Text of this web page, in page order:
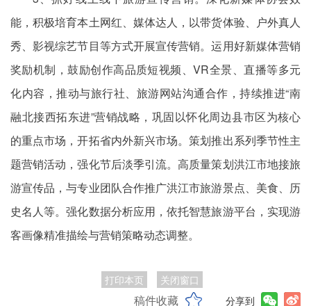
能，积极培育本土网红、媒体达人，以带货体验、户外真人
秀、影视综艺节目等方式开展宣传营销。运用好新媒体营销
奖励机制，鼓励创作高品质短视频、VR全景、直播等多元
化内容，推动与旅行社、旅游网站沟通合作，持续推进“南
融北接西拓东进”营销战略，巩固以怀化周边县市区为核心
的重点市场，开拓省内外新兴市场。策划推出系列季节性主
题营销活动，强化节后淡季引流。高质量策划洪江市地接旅
游宣传品，与专业团队合作推广洪江市旅游景点、美食、历
史名人等。强化数据分析应用，依托智慧旅游平台，实现游
客画像精准描绘与营销策略动态调整。
打印本页 关闭窗口
稿件收藏 分享到